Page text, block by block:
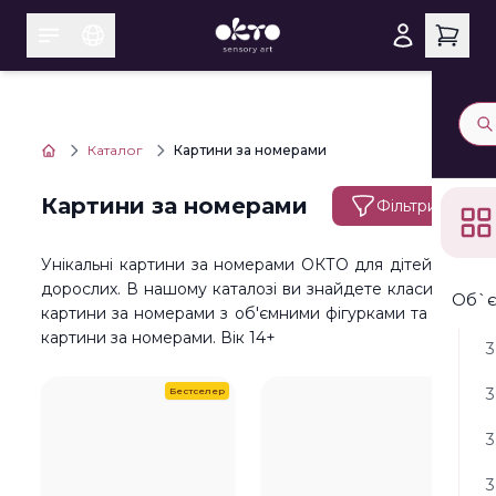
Каталог Картини за номерами
Картини за номерами Фільтри
Унікальні картини за номерами ОКТО для дітей та
дорослих. В нашому каталозі ви знайдете класичні
картини за номерами з об'ємними фігурками та 3D
картини за номерами. Вік 14+
Бестселер